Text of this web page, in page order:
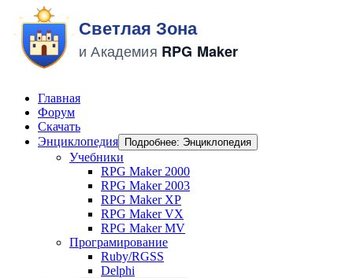
Главная
Форум
Скачать
Энциклопедия
Подробнее: Энциклопедия
Учебники
RPG Maker 2000
RPG Maker 2003
RPG Maker XP
RPG Maker VX
RPG Maker MV
Програмирование
Ruby/RGSS
Delphi